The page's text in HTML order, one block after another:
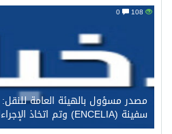
مصدر مسؤول بالهيئة العامة
سفينة (ENCELIA) وتم اتخاذ الإجراءات اللازمة لتأمينها